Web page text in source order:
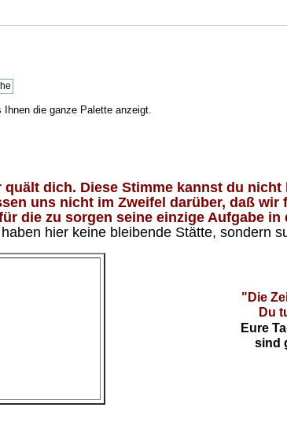
die ganze Palette anzeigt.
dich. Diese Stimme kannst du
uns nicht im Zweifel darüber, daß
die zu sorgen seine einzige Aufgabe in
hier keine bleibende Stätte, sondern
"Die
Du
Eure
sind